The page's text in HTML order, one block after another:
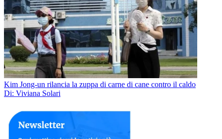
Kim Jong-un rilancia la zuppa di carne di cane contro il caldo
Di: Viviana Solari